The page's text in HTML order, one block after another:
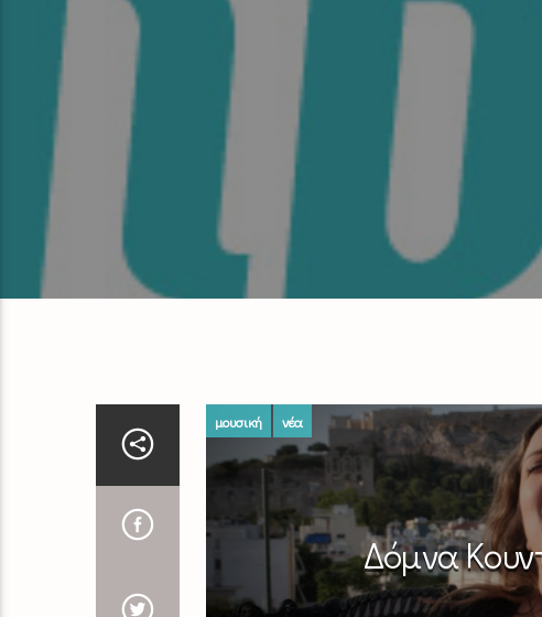
μουσική νέα
Δόμνα